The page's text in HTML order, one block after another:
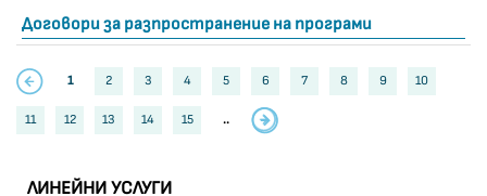
ЛИНЕЙНИ УСЛУГИ
Договори за разпространение на програми
1 2 3 4 5 6 7 8 9 10
11 12 13 14 15 ..